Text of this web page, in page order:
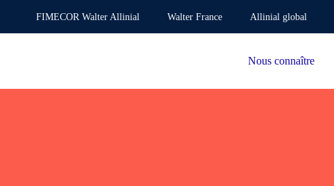
FIMECOR Walter Allinial Walter France Allinial global
Nous connaître